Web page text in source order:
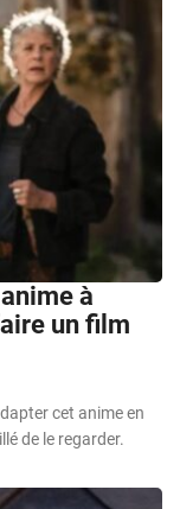
à
un film
cet anime en
de le regarder.